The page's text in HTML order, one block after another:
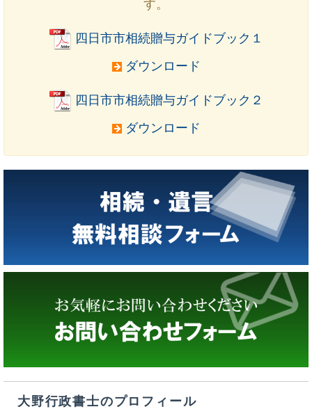
す。
四日市市相続贈与ガイドブック１
ダウンロード
四日市市相続贈与ガイドブック２
ダウンロード
大野行政書士のプロフィール